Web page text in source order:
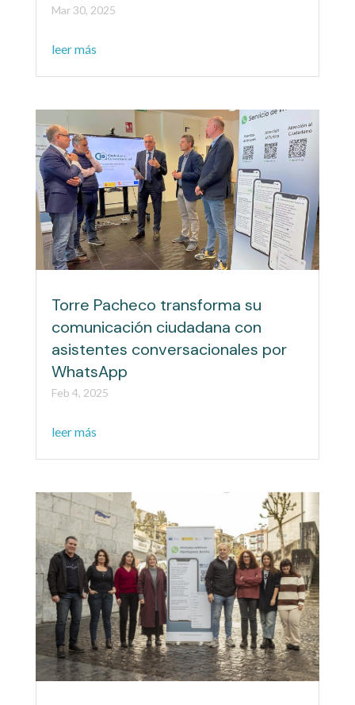
Mar 30, 2025
leer más
Torre Pacheco transforma su
comunicación ciudadana con
asistentes conversacionales por
WhatsApp
Feb 4, 2025
leer más